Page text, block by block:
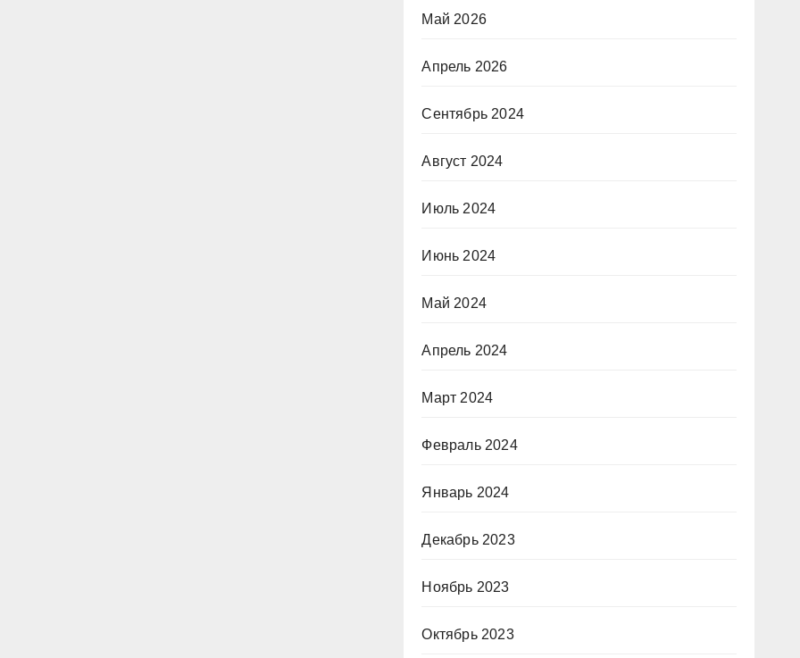
Май 2026
Апрель 2026
Сентябрь 2024
Август 2024
Июль 2024
Июнь 2024
Май 2024
Апрель 2024
Март 2024
Февраль 2024
Январь 2024
Декабрь 2023
Ноябрь 2023
Октябрь 2023